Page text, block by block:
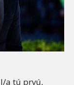
a tú prvú,